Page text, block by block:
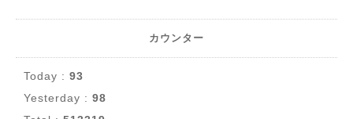
カウンター
Today : 93
Yesterday : 98